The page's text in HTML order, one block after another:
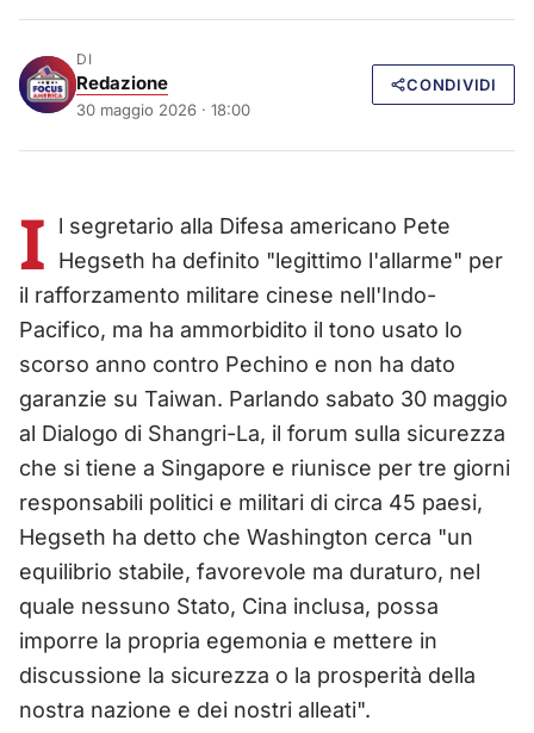
DI
Redazione
30 maggio 2026 · 18:00
CONDIVIDI
I
l segretario alla Difesa americano Pete
Hegseth ha definito "legittimo l'allarme" per
il rafforzamento militare cinese nell'Indo-
Pacifico, ma ha ammorbidito il tono usato lo
scorso anno contro Pechino e non ha dato
garanzie su Taiwan. Parlando sabato 30 maggio
al Dialogo di Shangri-La, il forum sulla sicurezza
che si tiene a Singapore e riunisce per tre giorni
responsabili politici e militari di circa 45 paesi,
Hegseth ha detto che Washington cerca "un
equilibrio stabile, favorevole ma duraturo, nel
quale nessuno Stato, Cina inclusa, possa
imporre la propria egemonia e mettere in
discussione la sicurezza o la prosperità della
nostra nazione e dei nostri alleati".